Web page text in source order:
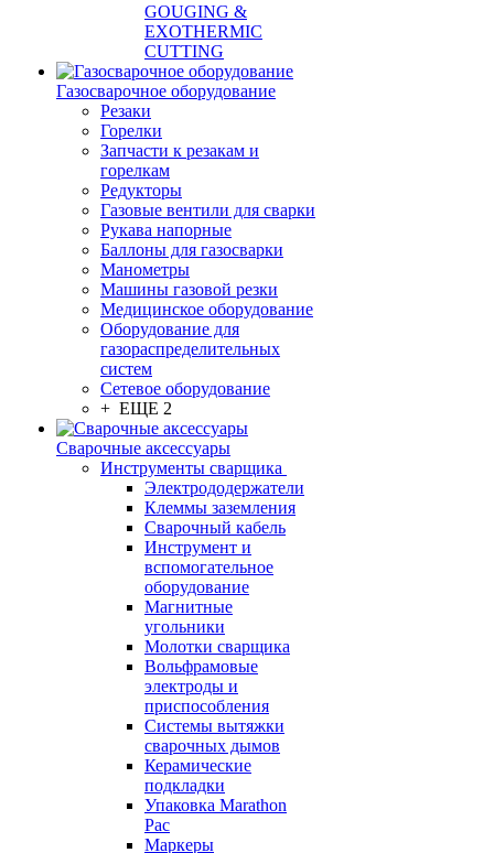
GOUGING &
EXOTHERMIC
CUTTING
Газосварочное оборудование
Резаки
Горелки
Запчасти к резакам и
горелкам
Редукторы
Газовые вентили для сварки
Рукава напорные
Баллоны для газосварки
Манометры
Машины газовой резки
Медицинское оборудование
Оборудование для
газораспределительных
систем
Сетевое оборудование
+ ЕЩЕ 2
Сварочные аксессуары
Инструменты сварщика
Электрододержатели
Клеммы заземления
Сварочный кабель
Инструмент и
вспомогательное
оборудование
Магнитные
угольники
Молотки сварщика
Вольфрамовые
электроды и
приспособления
Системы вытяжки
сварочных дымов
Керамические
подкладки
Упаковка Marathon
Pac
Маркеры